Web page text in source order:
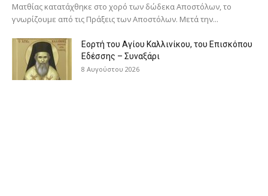
Ματθίας κατατάχθηκε στο χορό των δώδεκα Αποστόλων, το
γνωρίζουμε από τις Πράξεις των Αποστόλων. Μετά την...
Εορτή του Αγίου Καλλινίκου, του Επισκόπου
Εδέσσης – Συναξάρι
8 Αυγούστου 2026